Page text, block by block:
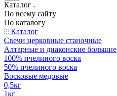
Каталог
По всему сайту
По каталогу
Каталог
Свечи церковные станочные
Алтарные и диаконские большие
100% пчелиного воска
50% пчелиного воска
Восковые медовые
0,5кг
1кг